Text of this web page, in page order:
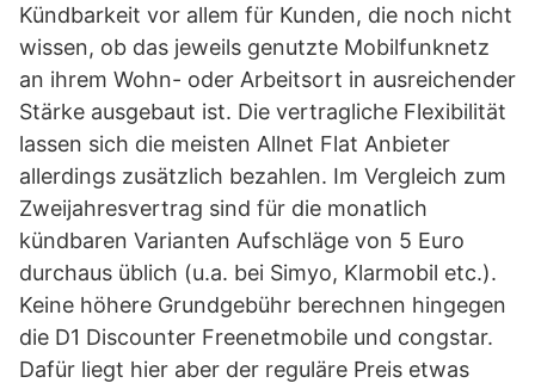
Kündbarkeit vor allem für Kunden, die noch nicht
wissen, ob das jeweils genutzte Mobilfunknetz
an ihrem Wohn- oder Arbeitsort in ausreichender
Stärke ausgebaut ist. Die vertragliche Flexibilität
lassen sich die meisten Allnet Flat Anbieter
allerdings zusätzlich bezahlen. Im Vergleich zum
Zweijahresvertrag sind für die monatlich
kündbaren Varianten Aufschläge von 5 Euro
durchaus üblich (u.a. bei Simyo, Klarmobil etc.).
Keine höhere Grundgebühr berechnen hingegen
die D1 Discounter Freenetmobile und congstar.
Dafür liegt hier aber der reguläre Preis etwas